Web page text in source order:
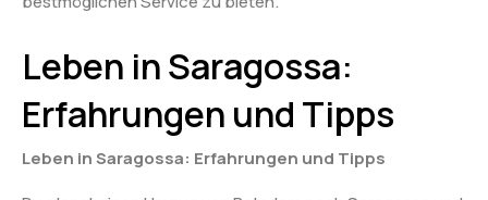
Leben in Saragossa:
Erfahrungen und Tipps
Leben in Saragossa: Erfahrungen und Tipps